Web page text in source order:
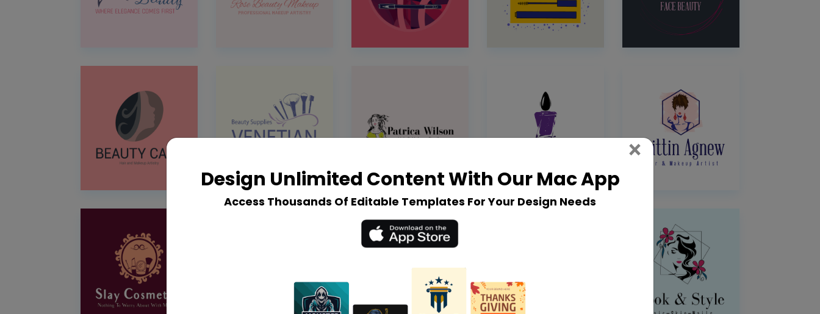
Design Unlimited Content With Our Mac App
Access Thousands Of Editable Templates For Your Design Needs
× Close